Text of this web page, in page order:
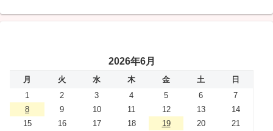
2026年6月
月 火 水 木 金 土
日
1
2 3 4 5 6
7
8
9 10 11 12 13
14
15
16 17 18 19 20
21